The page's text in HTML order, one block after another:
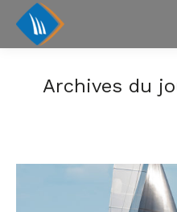
Archives du